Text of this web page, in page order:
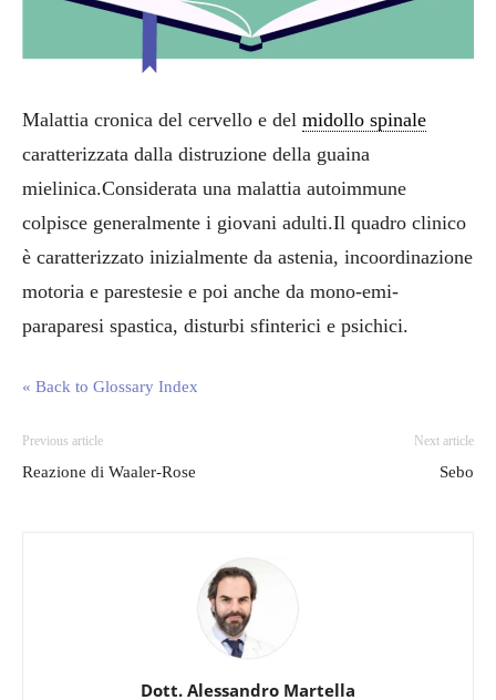
Malattia cronica del cervello e del midollo spinale
caratterizzata dalla distruzione della guaina
mielinica.Considerata una malattia autoimmune
colpisce generalmente i giovani adulti.Il quadro clinico
è caratterizzato inizialmente da astenia, incoordinazione
motoria e parestesie e poi anche da mono-emi-
paraparesi spastica, disturbi sfinterici e psichici.
« Back to Glossary Index
Previous article
Reazione di Waaler-Rose
Next article
Sebo
Dott. Alessandro Martella